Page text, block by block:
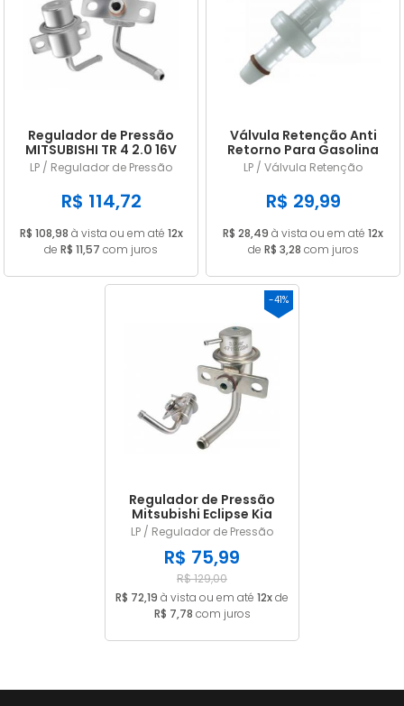
Regulador de Pressão
MITSUBISHI TR 4 2.0 16V
3,0 Bar 302
LP / Regulador de Pressão
R$ 114,72
R$ 108,98 à vista ou em até 12x
de R$ 11,57 com juros
Válvula Retenção Anti
Retorno Para Gasolina
Alcool Agua Ar
LP / Válvula Retenção
R$ 29,99
R$ 28,49 à vista ou em até 12x
de R$ 3,28 com juros
-41%
Regulador de Pressão
Mitsubishi Eclipse Kia
Sportage 224
LP / Regulador de Pressão
R$ 75,99
R$ 129,00
R$ 72,19 à vista ou em até 12xde
R$ 7,78 com juros